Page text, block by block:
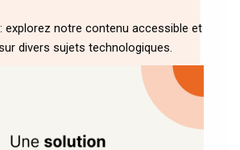
explorez notre contenu accessible et
divers sujets technologiques.